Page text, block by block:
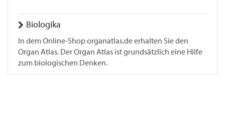
Biologika
In dem Online-Shop organatlas.de erhalten Sie den
Organ Atlas. Der Organ Atlas ist grundsätzlich eine Hilfe
zum biologischen Denken.